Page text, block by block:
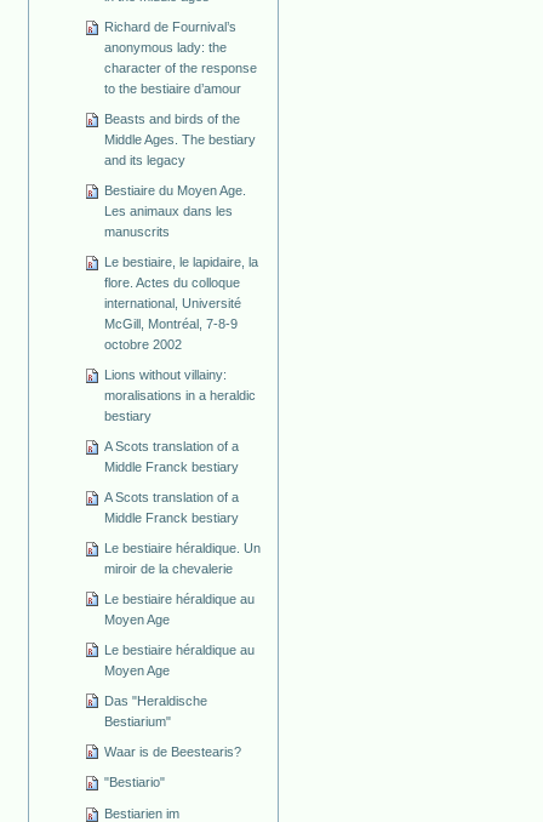
Richard de Fournival’s
anonymous lady: the
character of the response
to the bestiaire d’amour
Beasts and birds of the
Middle Ages. The bestiary
and its legacy
Bestiaire du Moyen Age.
Les animaux dans les
manuscrits
Le bestiaire, le lapidaire, la
flore. Actes du colloque
international, Université
McGill, Montréal, 7-8-9
octobre 2002
Lions without villainy:
moralisations in a heraldic
bestiary
A Scots translation of a
Middle Franck bestiary
A Scots translation of a
Middle Franck bestiary
Le bestiaire héraldique. Un
miroir de la chevalerie
Le bestiaire héraldique au
Moyen Age
Le bestiaire héraldique au
Moyen Age
Das "Heraldische
Bestiarium"
Waar is de Beestearis?
"Bestiario"
Bestiarien im